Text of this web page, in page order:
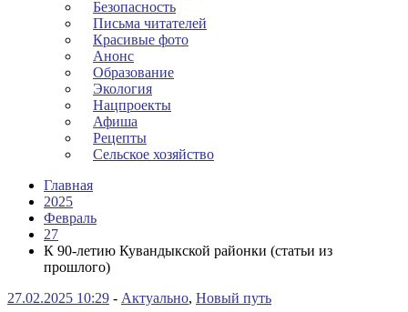
Безопасность
Письма читателей
Красивые фото
Анонс
Образование
Экология
Нацпроекты
Афиша
Рецепты
Сельское хозяйство
Главная
2025
Февраль
27
К 90-летию Кувандыкской районки (статьи из
прошлого)
27.02.2025 10:29 - Актуально, Новый путь